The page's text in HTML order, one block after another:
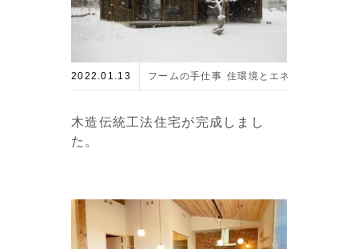
2022.01.13 フームの手仕事 住環境とエネルギー
木造伝統工法住宅が完成しまし
た。